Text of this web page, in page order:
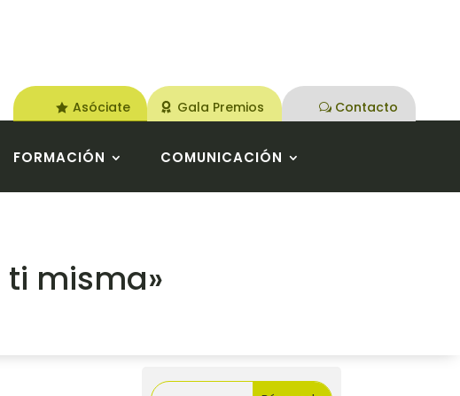
Asóciate Gala Premios Contacto
FORMACIÓN COMUNICACIÓN
ti misma»